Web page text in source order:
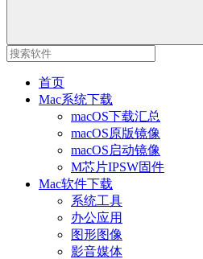
首页
Mac系统下载
macOS下载汇总
macOS原版镜像
macOS启动镜像
M芯片IPSW固件
Mac软件下载
系统工具
办公应用
图形图像
影音媒体